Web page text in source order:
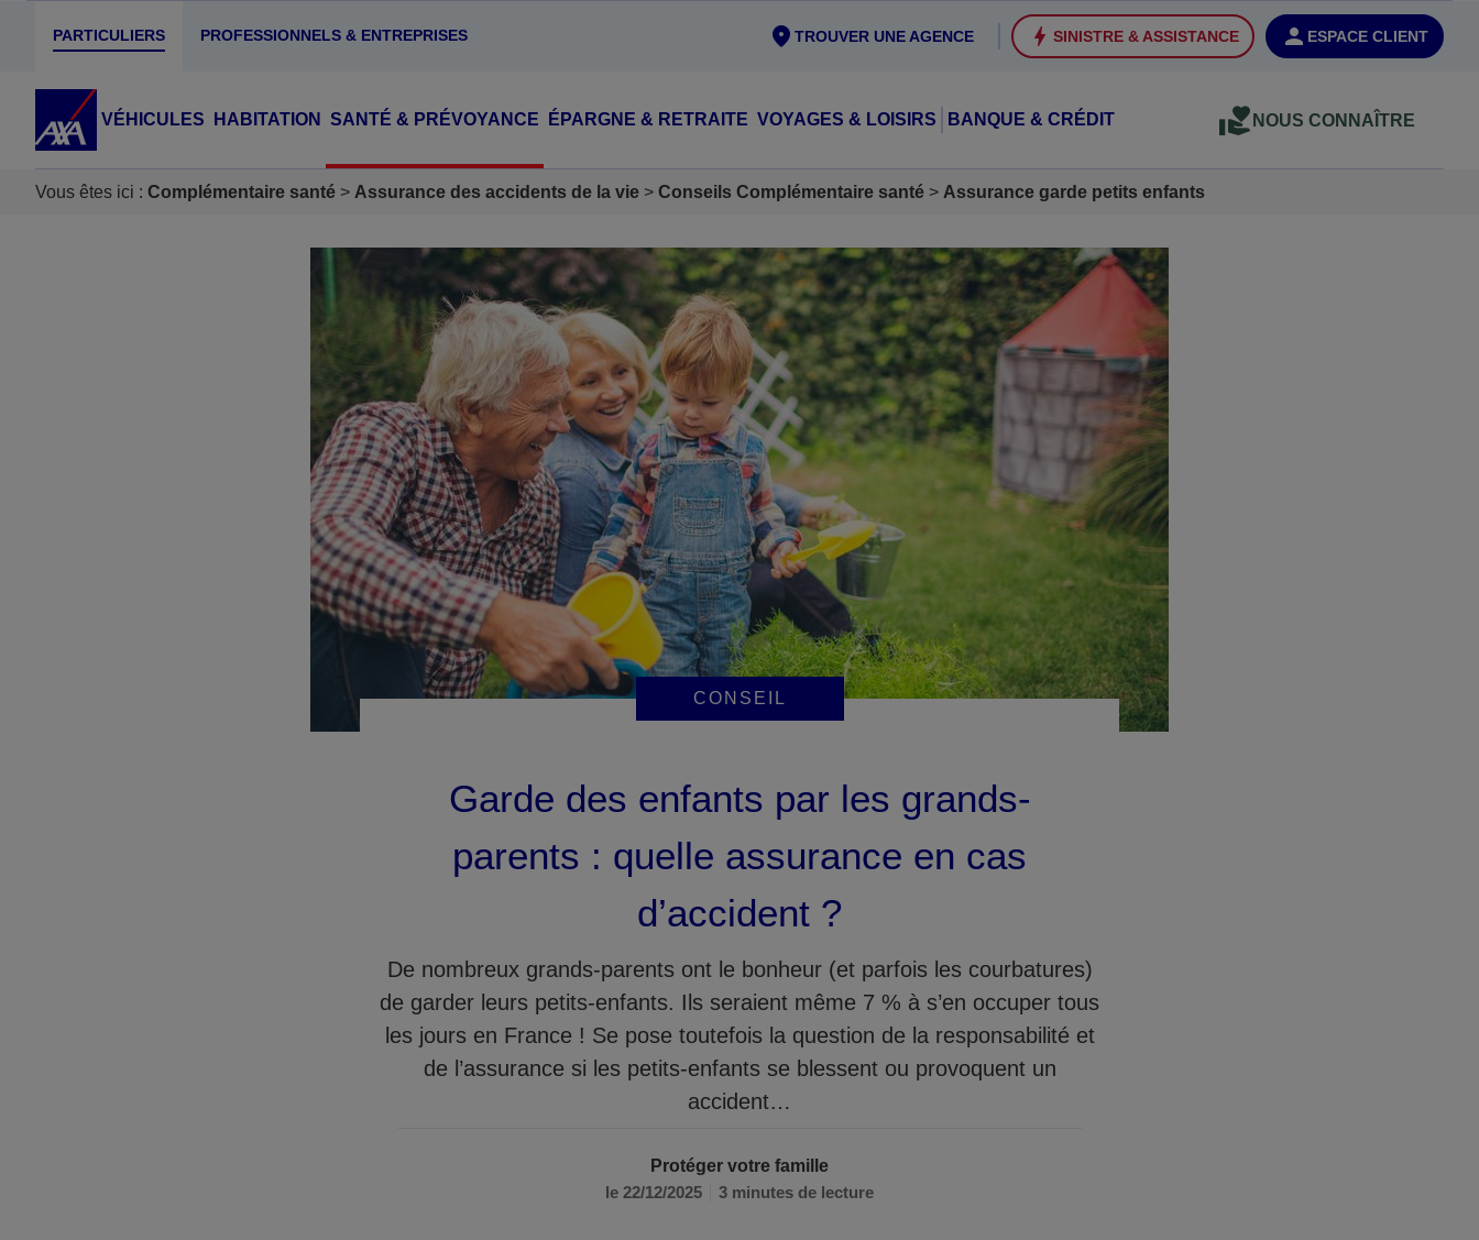
PARTICULIERS PROFESSIONNELS & ENTREPRISES ESPACE CLIENT
SINISTRE & ASSISTANCE
TROUVER UNE AGENCE
VÉHICULES HABITATION SANTÉ & PRÉVOYANCE ÉPARGNE & RETRAITE VOYAGES & LOISIRS BANQUE & CRÉDIT NOUS CONNAÎTRE
Vous êtes ici : Complémentaire santé Assurance des accidents de la vie Conseils Complémentaire santé Assurance garde petits enfants
CONSEIL
Protéger votre famille
le 22/12/2025
3 minutes de lecture
Garde des enfants par les grands-
parents : quelle assurance en cas
d’accident ?
De nombreux grands-parents ont le bonheur (et parfois les courbatures)
de garder leurs petits-enfants. Ils seraient même 7 % à s’en occuper tous
les jours en France ! Se pose toutefois la question de la responsabilité et
de l’assurance si les petits-enfants se blessent ou provoquent un
accident…